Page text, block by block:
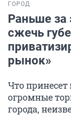
ГОРОД
Раньше за
сжечь
рынок»
Что
огромные
города,